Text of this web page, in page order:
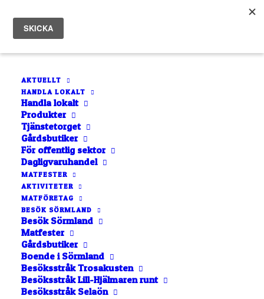
AKTUELLT
HANDLA LOKALT
Handla lokalt
Produkter
Tjänstetorget
Gårdsbutiker
För offentlig sektor
Dagligvaruhandel
MATFESTER
AKTIVITETER
MATFÖRETAG
BESÖK SÖRMLAND
Besök Sörmland
Matfester
Gårdsbutiker
Boende i Sörmland
Besöksstråk Trosakusten
Besöksstråk Lill-Hjälmaren runt
Besöksstråk Selaön